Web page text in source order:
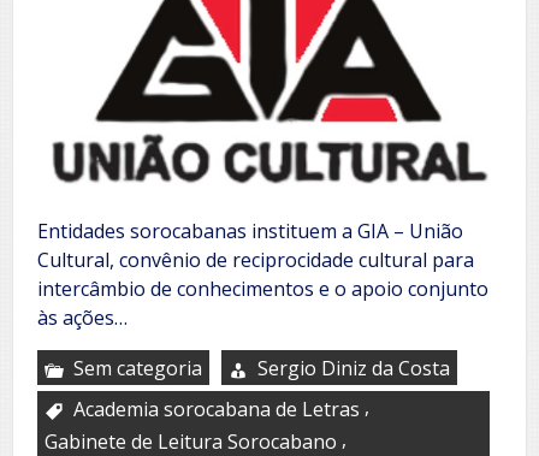
Entidades sorocabanas instituem a GIA – União
Cultural, convênio de reciprocidade cultural para
intercâmbio de conhecimentos e o apoio conjunto
às ações…
Sem categoria
Sergio Diniz da Costa
Academia sorocabana de Letras ,
Gabinete de Leitura Sorocabano ,